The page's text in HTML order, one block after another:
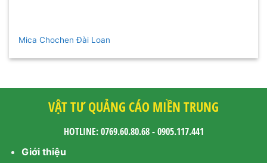
Mica Chochen Đài Loan
VẬT TƯ QUẢNG CÁO MIỀN TRUNG
HOTLINE: 0769.60.80.68 - 0905.117.441
Giới thiệu